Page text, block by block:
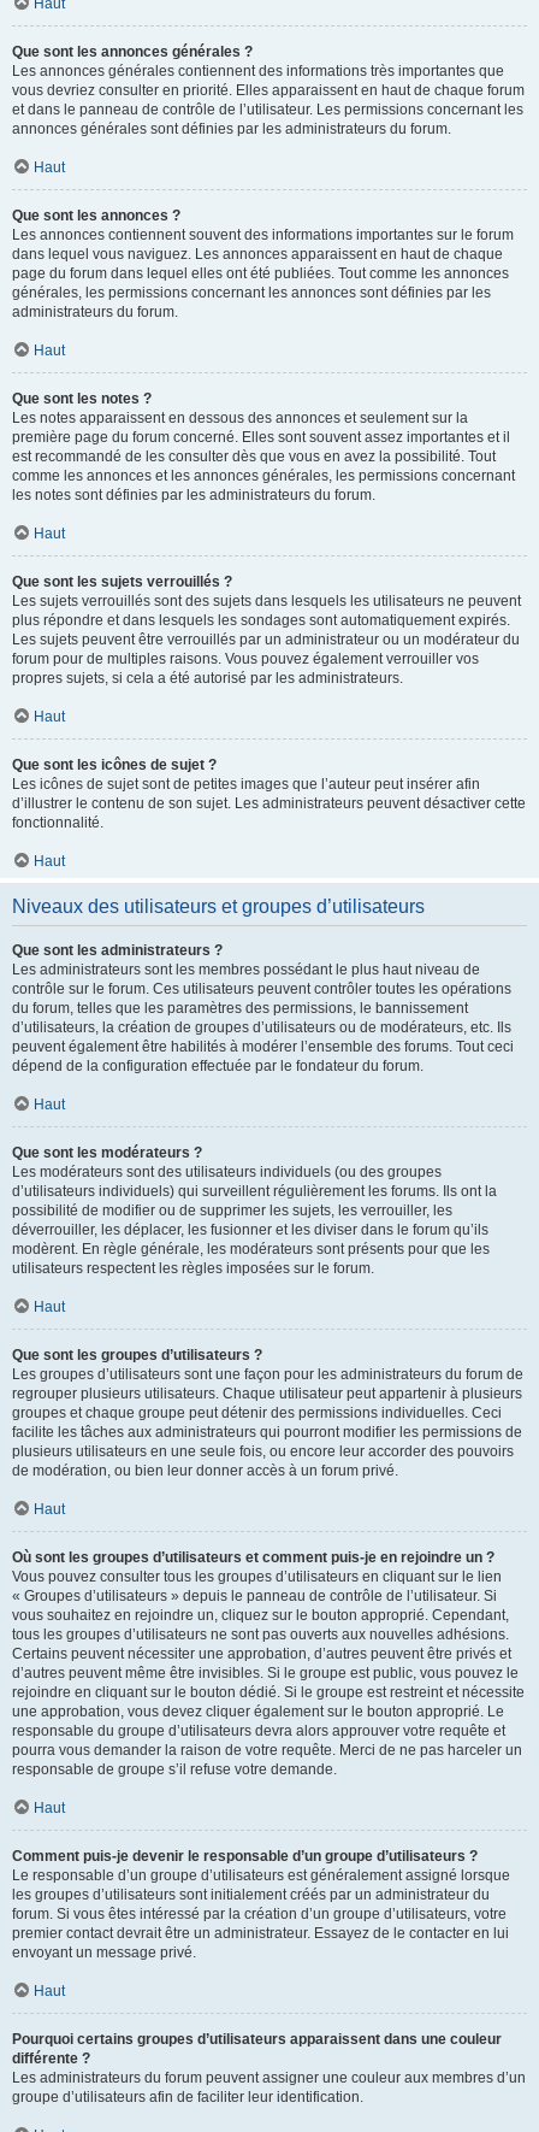
Haut
Que sont les annonces générales ?
Les annonces générales contiennent des informations très importantes que
vous devriez consulter en priorité. Elles apparaissent en haut de chaque forum
et dans le panneau de contrôle de l’utilisateur. Les permissions concernant les
annonces générales sont définies par les administrateurs du forum.
Haut
Que sont les annonces ?
Les annonces contiennent souvent des informations importantes sur le forum
dans lequel vous naviguez. Les annonces apparaissent en haut de chaque
page du forum dans lequel elles ont été publiées. Tout comme les annonces
générales, les permissions concernant les annonces sont définies par les
administrateurs du forum.
Haut
Que sont les notes ?
Les notes apparaissent en dessous des annonces et seulement sur la
première page du forum concerné. Elles sont souvent assez importantes et il
est recommandé de les consulter dès que vous en avez la possibilité. Tout
comme les annonces et les annonces générales, les permissions concernant
les notes sont définies par les administrateurs du forum.
Haut
Que sont les sujets verrouillés ?
Les sujets verrouillés sont des sujets dans lesquels les utilisateurs ne peuvent
plus répondre et dans lesquels les sondages sont automatiquement expirés.
Les sujets peuvent être verrouillés par un administrateur ou un modérateur du
forum pour de multiples raisons. Vous pouvez également verrouiller vos
propres sujets, si cela a été autorisé par les administrateurs.
Haut
Que sont les icônes de sujet ?
Les icônes de sujet sont de petites images que l’auteur peut insérer afin
d’illustrer le contenu de son sujet. Les administrateurs peuvent désactiver cette
fonctionnalité.
Haut
Niveaux des utilisateurs et groupes d’utilisateurs
Que sont les administrateurs ?
Les administrateurs sont les membres possédant le plus haut niveau de
contrôle sur le forum. Ces utilisateurs peuvent contrôler toutes les opérations
du forum, telles que les paramètres des permissions, le bannissement
d’utilisateurs, la création de groupes d’utilisateurs ou de modérateurs, etc. Ils
peuvent également être habilités à modérer l’ensemble des forums. Tout ceci
dépend de la configuration effectuée par le fondateur du forum.
Haut
Que sont les modérateurs ?
Les modérateurs sont des utilisateurs individuels (ou des groupes
d’utilisateurs individuels) qui surveillent régulièrement les forums. Ils ont la
possibilité de modifier ou de supprimer les sujets, les verrouiller, les
déverrouiller, les déplacer, les fusionner et les diviser dans le forum qu’ils
modèrent. En règle générale, les modérateurs sont présents pour que les
utilisateurs respectent les règles imposées sur le forum.
Haut
Que sont les groupes d’utilisateurs ?
Les groupes d’utilisateurs sont une façon pour les administrateurs du forum de
regrouper plusieurs utilisateurs. Chaque utilisateur peut appartenir à plusieurs
groupes et chaque groupe peut détenir des permissions individuelles. Ceci
facilite les tâches aux administrateurs qui pourront modifier les permissions de
plusieurs utilisateurs en une seule fois, ou encore leur accorder des pouvoirs
de modération, ou bien leur donner accès à un forum privé.
Haut
Où sont les groupes d’utilisateurs et comment puis-je en rejoindre un ?
Vous pouvez consulter tous les groupes d’utilisateurs en cliquant sur le lien
« Groupes d’utilisateurs » depuis le panneau de contrôle de l’utilisateur. Si
vous souhaitez en rejoindre un, cliquez sur le bouton approprié. Cependant,
tous les groupes d’utilisateurs ne sont pas ouverts aux nouvelles adhésions.
Certains peuvent nécessiter une approbation, d’autres peuvent être privés et
d’autres peuvent même être invisibles. Si le groupe est public, vous pouvez le
rejoindre en cliquant sur le bouton dédié. Si le groupe est restreint et nécessite
une approbation, vous devez cliquer également sur le bouton approprié. Le
responsable du groupe d’utilisateurs devra alors approuver votre requête et
pourra vous demander la raison de votre requête. Merci de ne pas harceler un
responsable de groupe s’il refuse votre demande.
Haut
Comment puis-je devenir le responsable d’un groupe d’utilisateurs ?
Le responsable d’un groupe d’utilisateurs est généralement assigné lorsque
les groupes d’utilisateurs sont initialement créés par un administrateur du
forum. Si vous êtes intéressé par la création d’un groupe d’utilisateurs, votre
premier contact devrait être un administrateur. Essayez de le contacter en lui
envoyant un message privé.
Haut
Pourquoi certains groupes d’utilisateurs apparaissent dans une couleur
différente ?
Les administrateurs du forum peuvent assigner une couleur aux membres d’un
groupe d’utilisateurs afin de faciliter leur identification.